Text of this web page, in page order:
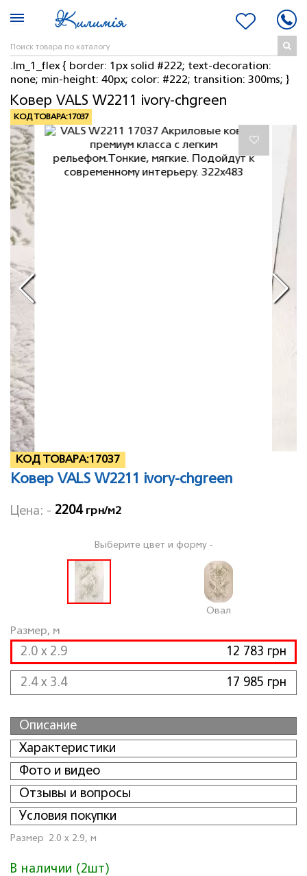
.lm_1_flex { border: 1px solid #222; text-decoration:
none; min-height: 40px; color: #222; transition: 300ms; }
Ковер VALS W2211 ivory-chgreen
КОД ТОВАРА:17037
КОД ТОВАРА:17037
Ковер VALS W2211 ivory-chgreen
Цена: - 2204 грн/м2
Размер, м
2.0 x 2.9 12 783 грн
2.4 x 3.4 17 985 грн
Выберите цвет и форму -
Овал
Описание
Характеристики
Фото и видео
Отзывы и вопросы
Условия покупки
Размер 2.0 x 2.9, м
В наличии (2шт)